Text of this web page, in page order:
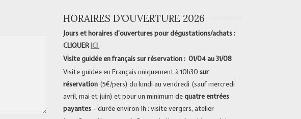
HORAIRES D’OUVERTURE 2026
Jours et horaires d’ouvertures pour dégustations/achats :
CLIQUER ICI
Visite guidée en français sur réservation : 01/04 au 31/08
Visite guidée en Français uniquement à 10h30 sur
réservation (5€/pers) du lundi au vendredi (sauf mercredi
avril, mai et juin) et pour un minimum dequatre entrées
payantes– durée environ 1h : visite vergers, atelier